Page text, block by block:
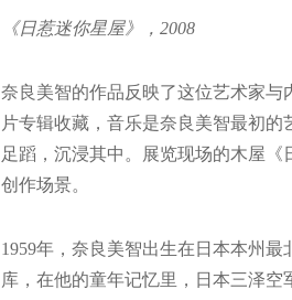
《日惹迷你星屋》，2008
奈良美智的作品反映了这位艺术家
片专辑收藏，音乐是奈良美智最初
足蹈，沉浸其中。展览现场的木屋
创作场景。
1959年，奈良美智出生在日本本州
库，在他的童年记忆里，日本三泽